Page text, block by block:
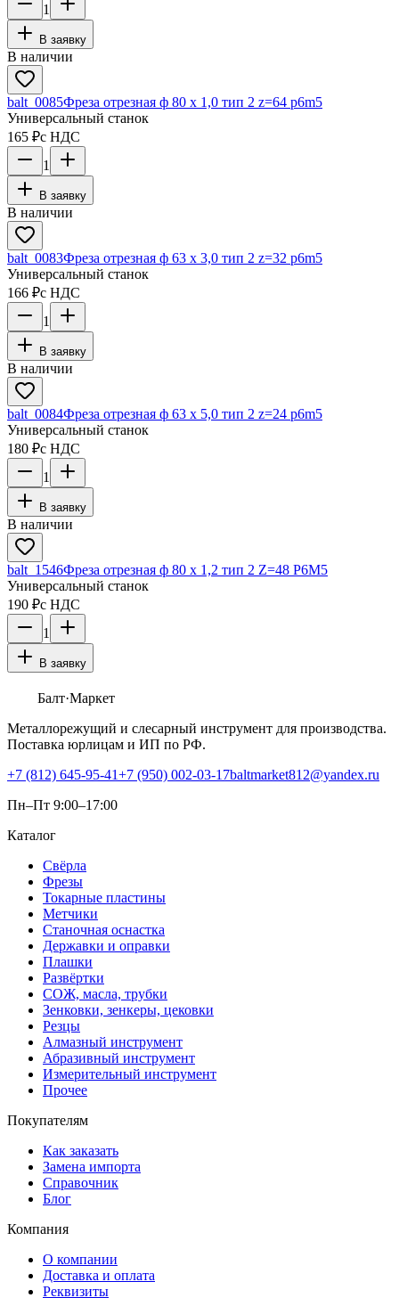
1
В заявку
В наличии
balt_0085Фреза отрезная ф 80 х 1,0 тип 2 z=64 p6m5
Универсальный станок
165 ₽с НДС
1
В заявку
В наличии
balt_0083Фреза отрезная ф 63 х 3,0 тип 2 z=32 p6m5
Универсальный станок
166 ₽с НДС
1
В заявку
В наличии
balt_0084Фреза отрезная ф 63 х 5,0 тип 2 z=24 p6m5
Универсальный станок
180 ₽с НДС
1
В заявку
В наличии
balt_1546Фреза отрезная ф 80 х 1,2 тип 2 Z=48 P6M5
Универсальный станок
190 ₽с НДС
1
В заявку
Балт·Маркет
Металлорежущий и слесарный инструмент для производства.
Поставка юрлицам и ИП по РФ.
+7 (812) 645-95-41+7 (950) 002-03-17baltmarket812@yandex.ru
Пн–Пт 9:00–17:00
Каталог
Свёрла
Фрезы
Токарные пластины
Метчики
Станочная оснастка
Державки и оправки
Плашки
Развёртки
СОЖ, масла, трубки
Зенковки, зенкеры, цековки
Резцы
Алмазный инструмент
Абразивный инструмент
Измерительный инструмент
Прочее
Покупателям
Как заказать
Замена импорта
Справочник
Блог
Компания
О компании
Доставка и оплата
Реквизиты